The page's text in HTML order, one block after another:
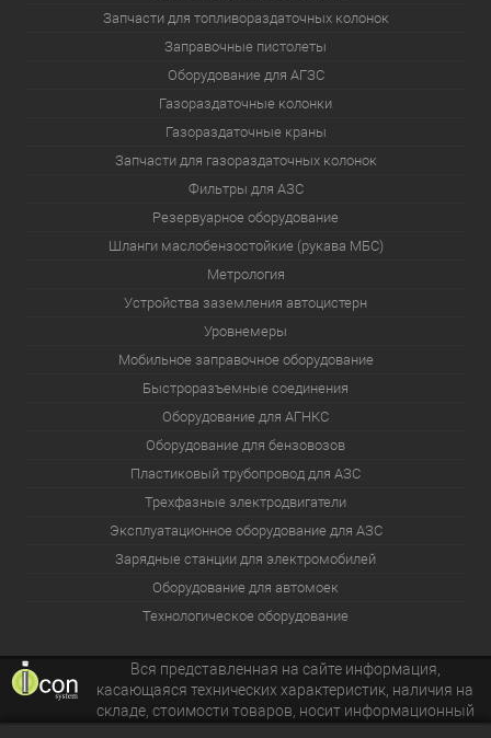
Запчасти для топливораздаточных колонок
Заправочные пистолеты
Оборудование для АГЗС
Газораздаточные колонки
Газораздаточные краны
Запчасти для газораздаточных колонок
Фильтры для АЗС
Резервуарное оборудование
Шланги маслобензостойкие (рукава МБС)
Метрология
Устройства заземления автоцистерн
Уровнемеры
Мобильное заправочное оборудование
Быстроразъемные соединения
Оборудование для АГНКС
Оборудование для бензовозов
Пластиковый трубопровод для АЗС
Трехфазные электродвигатели
Эксплуатационное оборудование для АЗС
Зарядные станции для электромобилей
Оборудование для автомоек
Технологическое оборудование
Вся представленная на сайте информация,
касающаяся технических характеристик, наличия на
складе, стоимости товаров, носит информационный